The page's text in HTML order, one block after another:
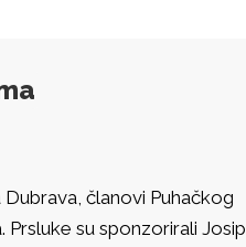
članovi Puhačkog
su sponzorirali Josip